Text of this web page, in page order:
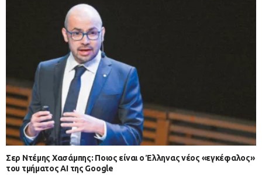
Σερ Ντέμης Χασάμπης: Ποιος είναι ο Έλληνας νέος «εγκέφαλος»
του τμήματος AI της Google